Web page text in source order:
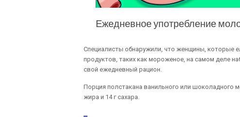
Ежедневное употребление
Специалисты обнаружили, что женщины, которые
продуктов, таких как мороженое, на самом деле
свой ежедневный рацион.
Порция полстакана ванильного или шоколадного
жира и 14 г сахара.